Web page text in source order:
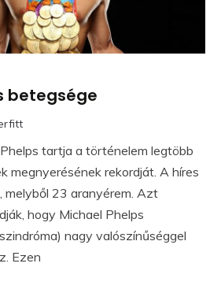
betegsége
tartja a történelem legtöbb
megnyerésének rekordját. A híres
23 aranyérem. Azt
hogy Michael Phelps
nagy valószínűséggel
Ezen